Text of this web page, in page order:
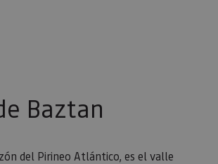
Baztan
del Pirineo Atlántico, es el valle